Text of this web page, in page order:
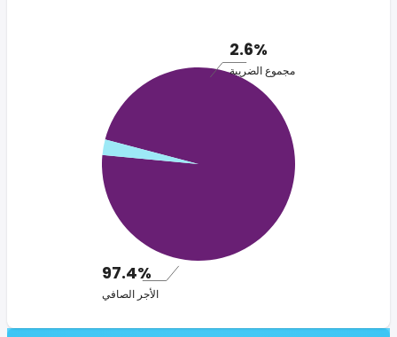
2.6%
مجموع الضريبة
97.4%
الأجر الصافي